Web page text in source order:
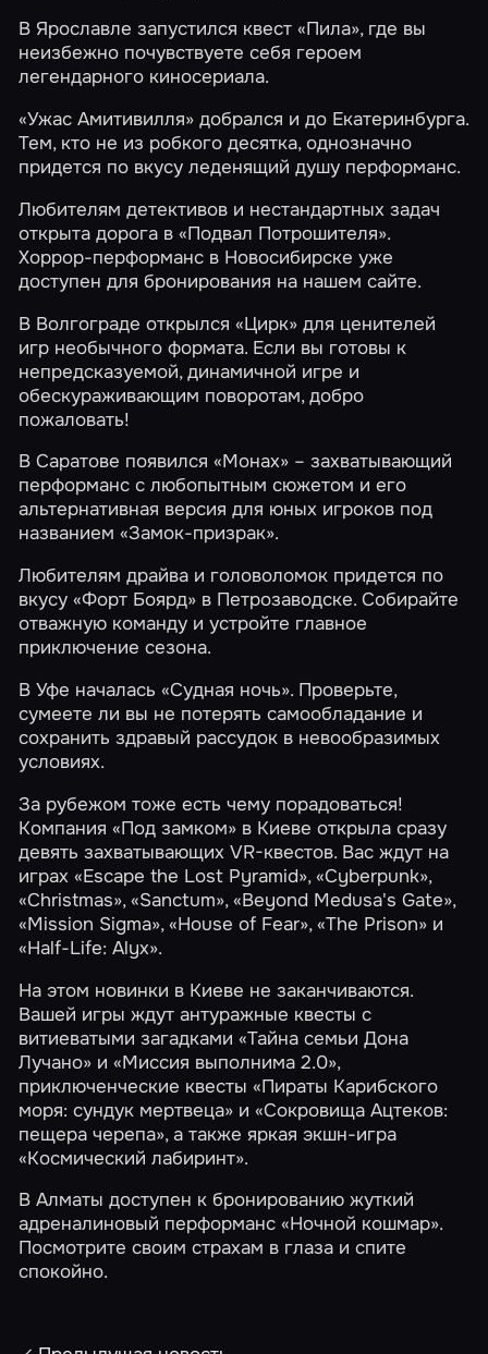
В Ярославле запустился квест«Пила», где вы
неизбежно почувствуете себя героем
легендарного киносериала.
«Ужас Амитивилля» добрался и до Екатеринбурга.
Тем, кто не из робкого десятка, однозначно
придется по вкусу леденящий душу перформанс.
Любителям детективов и нестандартных задач
открыта дорога в«Подвал Потрошителя».
Хоррор-перформанс в Новосибирске уже
доступен для бронирования на нашем сайте.
В Волгограде открылся«Цирк» для ценителей
игр необычного формата. Если вы готовы к
непредсказуемой, динамичной игре и
обескураживающим поворотам, добро
пожаловать!
В Саратове появился«Монах» – захватывающий
перформанс с любопытным сюжетом и его
альтернативная версия для юных игроков под
названием«Замок-призрак».
Любителям драйва и головоломок придется по
вкусу«Форт Боярд» в Петрозаводске. Собирайте
отважную команду и устройте главное
приключение сезона.
В Уфе началась«Судная ночь». Проверьте,
сумеете ли вы не потерять самообладание и
сохранить здравый рассудок в невообразимых
условиях.
За рубежом тоже есть чему порадоваться!
Компания «Под замком» в Киеве открыла сразу
девять захватывающих VR-квестов. Вас ждут на
играх«Escape the Lost Pyramid»,«Cyberpunk»,
«Christmas»,«Sanctum»,«Beyond Medusa's Gate»,
«Mission Sigma»,«House of Fear»,«The Prison» и
«Half-Life: Alyx».
На этом новинки в Киеве не заканчиваются.
Вашей игры ждут антуражные квесты с
витиеватыми загадками«Тайна семьи Дона
Лучано» и«Миссия выполнима 2.0»,
приключенческие квесты«Пираты Карибского
моря: сундук мертвеца» и«Сокровища Ацтеков:
пещера черепа», а также яркая экшн-игра
«Космический лабиринт».
В Алматы доступен к бронированию жуткий
адреналиновый перформанс«Ночной кошмар».
Посмотрите своим страхам в глаза и спите
спокойно.